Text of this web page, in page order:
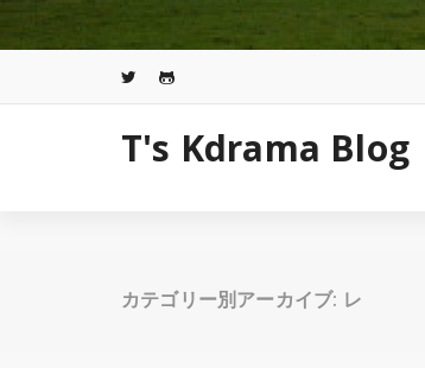
T's Kdrama Blog
カテゴリー別アーカイブ: レ